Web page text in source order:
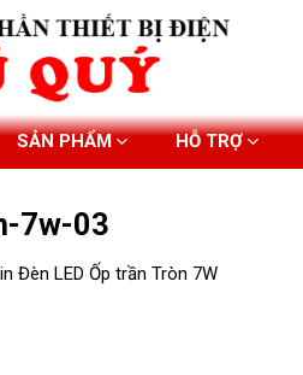
SẢN PHẨM HỖ TRỢ
7w-03
in Đèn LED Ốp trần Tròn 7W